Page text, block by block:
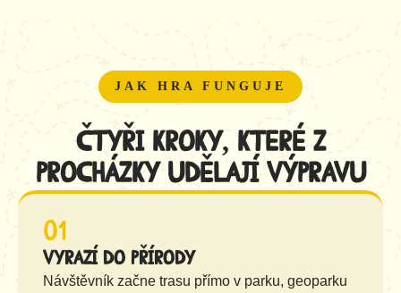
JAK HRA FUNGUJE
Čtyři kroky, které z
procházky udělají výpravu
01
Vyrazí do přírody
Návštěvník začne trasu přímo v parku, geoparku